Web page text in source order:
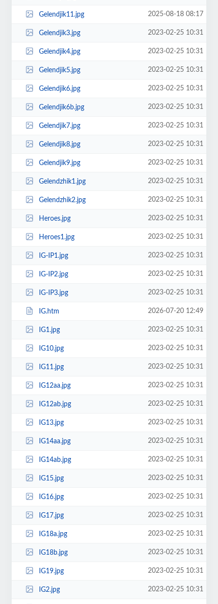
Gelendjik11.jpg 2025-08-18 08:17
Gelendjik3.jpg 2023-02-25 10:31
Gelendjik4.jpg 2023-02-25 10:31
Gelendjik5.jpg 2023-02-25 10:31
Gelendjik6.jpg 2023-02-25 10:31
Gelendjik6b.jpg 2023-02-25 10:31
Gelendjik7.jpg 2023-02-25 10:31
Gelendjik8.jpg 2023-02-25 10:31
Gelendjik9.jpg 2023-02-25 10:31
Gelendzhik1.jpg 2023-02-25 10:31
Gelendzhik2.jpg 2023-02-25 10:31
Heroes.jpg 2023-02-25 10:31
Heroes1.jpg 2023-02-25 10:31
IG-IP1.jpg 2023-02-25 10:31
IG-IP2.jpg 2023-02-25 10:31
IG-IP3.jpg 2023-02-25 10:31
IG.htm 2026-07-20 12:49
IG1.jpg 2023-02-25 10:31
IG10.jpg 2023-02-25 10:31
IG11.jpg 2023-02-25 10:31
IG12aa.jpg 2023-02-25 10:31
IG12ab.jpg 2023-02-25 10:31
IG13.jpg 2023-02-25 10:31
IG14aa.jpg 2023-02-25 10:31
IG14ab.jpg 2023-02-25 10:31
IG15.jpg 2023-02-25 10:31
IG16.jpg 2023-02-25 10:31
IG17.jpg 2023-02-25 10:31
IG18a.jpg 2023-02-25 10:31
IG18b.jpg 2023-02-25 10:31
IG19.jpg 2023-02-25 10:31
IG2.jpg 2023-02-25 10:31